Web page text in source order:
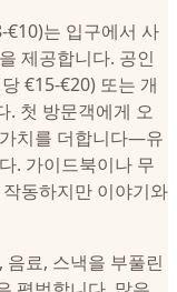
€10)는 입구에서 사
제공합니다. 공인
€15-€20) 또는 개
. 첫 방문객에게 오
치를 더합니다—유
. 가이드북이나 무
동하지만 이야기와
료, 스낵을 부풀린